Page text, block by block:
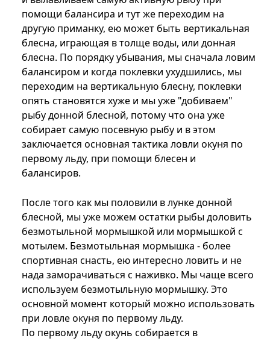
помощи балансира и тут же переходим на
другую приманку, ею может быть вертикальная
блесна, играющая в толще воды, или донная
блесна. По порядку убывания, мы сначала ловим
балансиром и когда поклевки ухудшились, мы
переходим на вертикальную блесну, поклевки
опять становятся хуже и мы уже "добиваем"
рыбу донной блесной, потому что она уже
собирает самую посевную рыбу и в этом
заключается основная тактика ловли окуня по
первому льду, при помощи блесен и
балансиров.
После того как мы половили в лунке донной
блесной, мы уже можем остатки рыбы доловить
безмотыльной мормышкой или мормышкой с
мотылем. Безмотыльная мормышка - более
спортивная снасть, ею интересно ловить и не
нада заморачиваться с наживко. Мы чаще всего
используем безмотыльную мормышку. Это
основной момент который можно использовать
при ловле окуня по первому льду.
По первому льду окунь собирается в